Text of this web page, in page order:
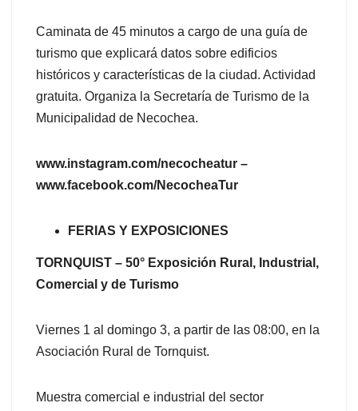
Caminata de 45 minutos a cargo de una guía de
turismo que explicará datos sobre edificios
históricos y características de la ciudad. Actividad
gratuita. Organiza la Secretaría de Turismo de la
Municipalidad de Necochea.
www.instagram.com/necocheatur –
www.facebook.com/NecocheaTur
FERIAS Y EXPOSICIONES
TORNQUIST – 50° Exposición Rural, Industrial,
Comercial y de Turismo
Viernes 1 al domingo 3, a partir de las 08:00, en la
Asociación Rural de Tornquist.
Muestra comercial e industrial del sector